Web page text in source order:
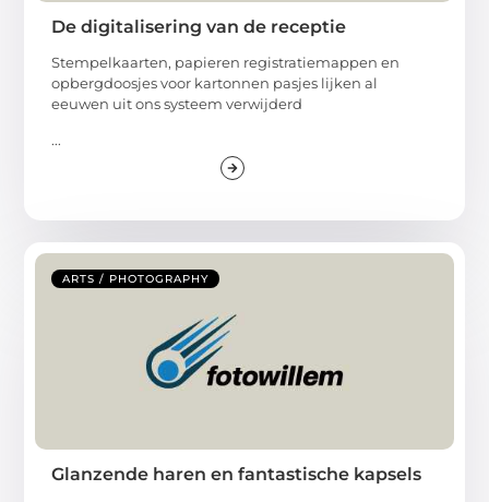
De digitalisering van de receptie
Stempelkaarten, papieren registratiemappen en
opbergdoosjes voor kartonnen pasjes lijken al
eeuwen uit ons systeem verwijderd
...
ARTS / PHOTOGRAPHY
Glanzende haren en fantastische kapsels